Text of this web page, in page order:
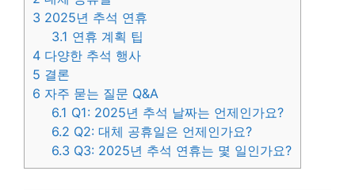
3 2025년 추석 연휴
3.1 연휴 계획 팁
4 다양한 추석 행사
5 결론
6 자주 묻는 질문 Q&A
6.1 Q1: 2025년 추석 날짜는 언제인가요?
6.2 Q2: 대체 공휴일은 언제인가요?
6.3 Q3: 2025년 추석 연휴는 몇 일인가요?